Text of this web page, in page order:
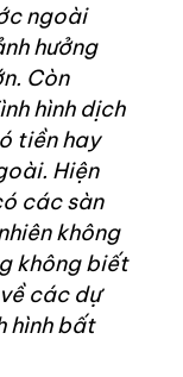
ngoài
hưởng
Còn
hình dịch
tiền hay
Hiện
các sàn
không
không biết
các dự
hình bất